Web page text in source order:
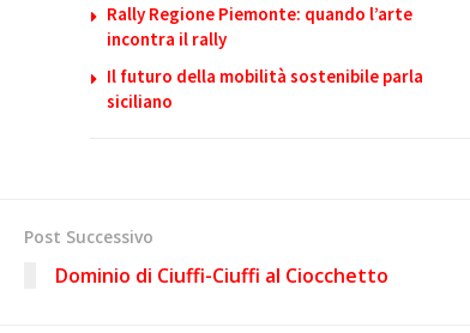
Rally Regione Piemonte: quando l’arte
incontra il rally
Il futuro della mobilità sostenibile parla
siciliano
Post Successivo
Dominio di Ciuffi-Ciuffi al Ciocchetto